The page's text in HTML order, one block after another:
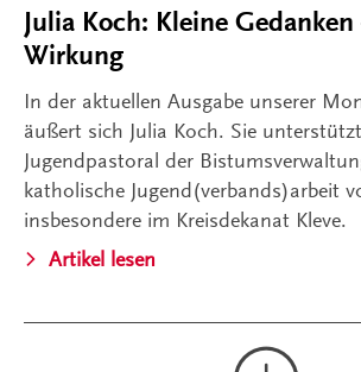
Julia Koch: Kleine
Wirkung
In der aktuellen Ausgabe unserer
äußert sich Julia Koch. Sie
Jugendpastoral der
katholische Jugend(verbands)arbeit
insbesondere im Kreisdekanat Kleve.
Artikel lesen